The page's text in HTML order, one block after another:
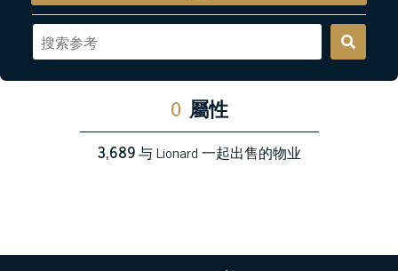
0 屬性
3,689与 Lionard 一起出售的物业